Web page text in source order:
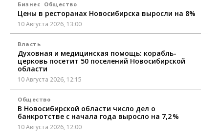
Бизнес Общество
Цены в ресторанах Новосибирска выросли на 8%
10 Августа 2026, 13:00
Власть
Духовная и медицинская помощь: корабль-
церковь посетит 50 поселений Новосибирской
области
10 Августа 2026, 12:15
Общество
В Новосибирской области число дел о
банкротстве с начала года выросло на 7,2 %
10 Августа 2026, 12:00